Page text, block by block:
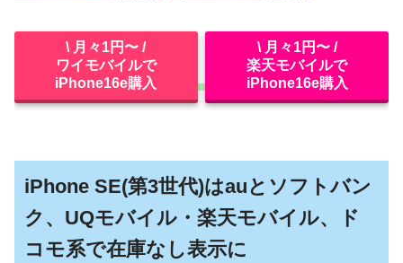
\ 月々1円〜 /
ワイモバイルで
iPhone16e購入
\ 月々1円〜 /
楽天モバイルで
iPhone16e購入
iPhone SE(第3世代)はauとソフトバン
ク、UQモバイル・楽天モバイル、ド
コモ系で在庫なし表示に